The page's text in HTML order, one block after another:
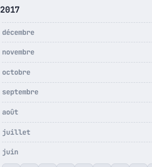
2017
décembre
novembre
octobre
septembre
août
juillet
juin